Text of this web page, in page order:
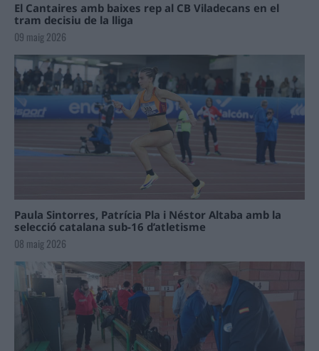
El Cantaires amb baixes rep al CB Viladecans en el
tram decisiu de la lliga
09 maig 2026
Paula Sintorres, Patrícia Pla i Néstor Altaba amb la
selecció catalana sub-16 d’atletisme
08 maig 2026